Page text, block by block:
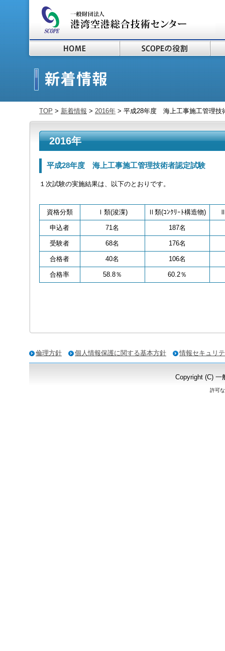
TOP > 新着情報 > 2016年 > 平成28年度 海上工事施工管理技
2016年
平成28年度 海上工事施工管理技術者認定試験
１次試験の実施結果は、以下のとおりです。
資格分類 Ⅰ類(浚渫) Ⅱ類(ｺﾝｸﾘｰﾄ構造物)
申込者 71名 187名
受験者 68名 176名
合格者 40名 106名
合格率 58.8％ 60.2％
倫理方針 個人情報保護に関する基本方針 情報セキュリ
Copyright (C) 一
許可